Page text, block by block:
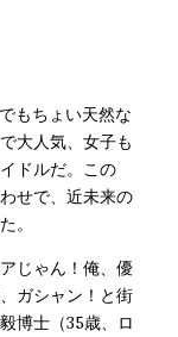
もちょい天然な
大人気、女子も
ドルだ。この
せで、近未来の
。
じゃん！俺、優
ガシャン！と街
博士（35歳、ロ